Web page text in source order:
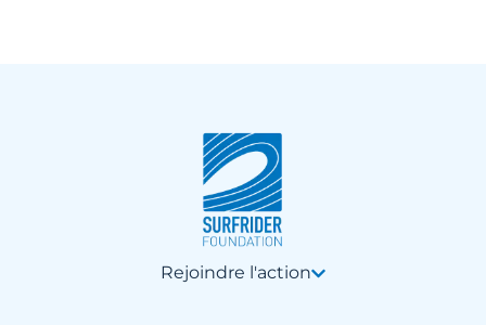
Rejoindre l'action